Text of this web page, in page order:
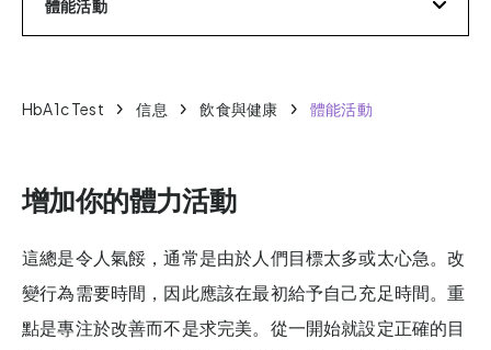
體能活動
HbA1c Test 信息 飲食與健康 體能活動
增加你的體力活動
這總是令人氣餒，通常是由於人們目標太多或太心急。改
變行為需要時間，因此應該在最初給予自己充足時間。重
點是專注於改善而不是求完美。從一開始就設定正確的目